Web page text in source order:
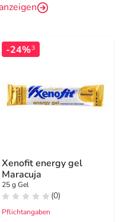
-24%3
Xenofit energy gel
Maracuja
25 g Gel
(0)
Pflichtangaben